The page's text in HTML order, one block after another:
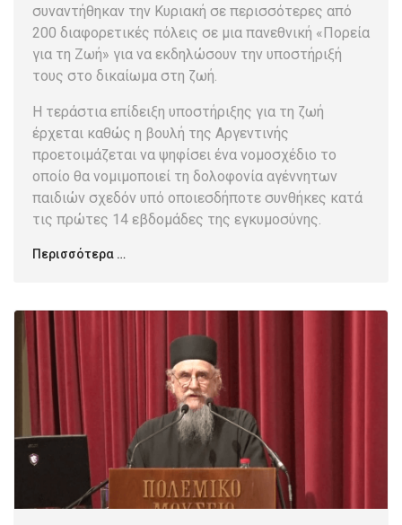
συναντήθηκαν την Κυριακή σε περισσότερες από
200 διαφορετικές πόλεις σε μια πανεθνική «Πορεία
για τη Ζωή» για να εκδηλώσουν την υποστήριξή
τους στο δικαίωμα στη ζωή.
Η τεράστια επίδειξη υποστήριξης για τη ζωή
έρχεται καθώς η βουλή της Αργεντινής
προετοιμάζεται να ψηφίσει ένα νομοσχέδιο το
οποίο θα νομιμοποιεί τη δολοφονία αγέννητων
παιδιών σχεδόν υπό οποιεσδήποτε συνθήκες κατά
τις πρώτες 14 εβδομάδες της εγκυμοσύνης.
Περισσότερα …